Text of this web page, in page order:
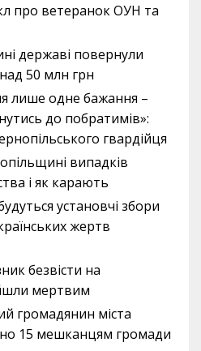
про ветеранок ОУН та
державі повернули
50 млн грн
лише одне бажання –
до побратимів»:
гвардійця
випадків
і як карають
установчі збори
жертв
безвісти на
мертвим
громадянин міста
15 мешканцям громади